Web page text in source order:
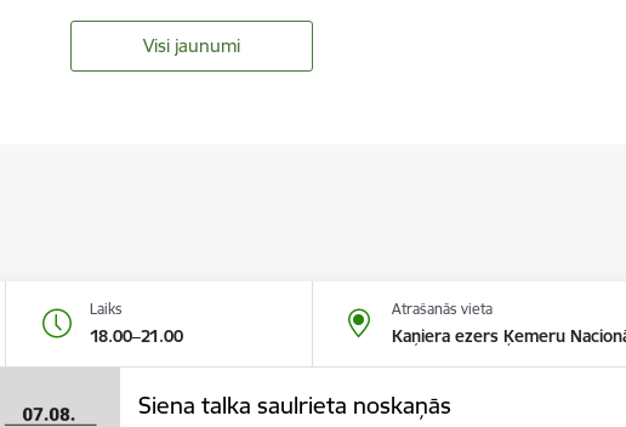
Visi jaunumi
Laiks
18.00–21.00
Atrašanās vieta
Kaņiera ezers Ķemeru
Siena talka saulrieta noskaņās